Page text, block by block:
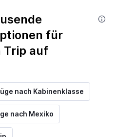
für
Trip auf
nach Kabinenklasse
nach Mexiko